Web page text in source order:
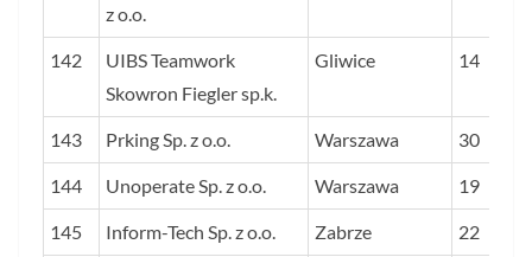
z o.o.
142
UIBS Teamwork
Skowron Fiegler sp.k.
Gliwice 14
143 Prking Sp. z o.o. Warszawa 30
144 Unoperate Sp. z o.o. Warszawa 19
145 Inform-Tech Sp. z o.o. Zabrze 22